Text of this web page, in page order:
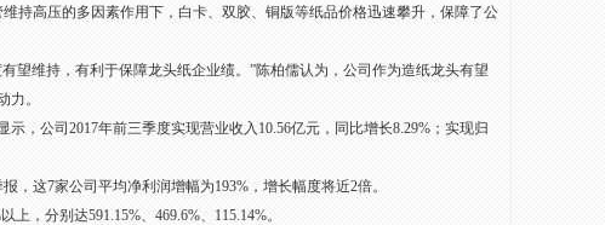
高压的多因素作用下，白卡、双胶、铜版等纸品价格迅速攀升，保障了公
维持，有利于保障龙头纸企业绩。”陈柏儒认为，公司作为造纸龙头有望
。
公司2017年前三季度实现营业收入10.56亿元，同比增长8.29%；实现归
这7家公司平均净利润增幅为193%，增长幅度将近2倍。
分别达591.15%、469.6%、115.14%。